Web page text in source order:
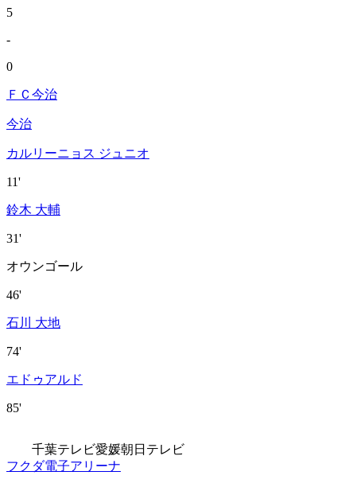
5
-
0
ＦＣ今治
今治
カルリーニョス ジュニオ
11'
鈴木 大輔
31'
オウンゴール
46'
石川 大地
74'
エドゥアルド
85'
千葉テレビ愛媛朝日テレビ
フクダ電子アリーナ